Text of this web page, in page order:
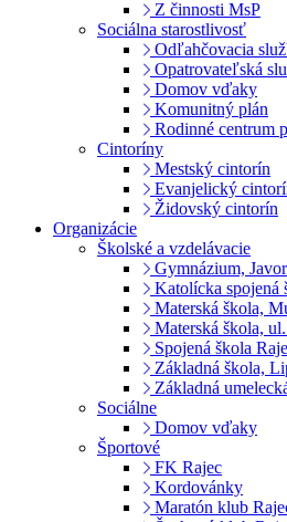
Z činnosti MsP
Sociálna starostlivosť
Odľahčovacia
Opatrovateľská
Domov vďaky
Komunitný plán
Rodinné centrum
Cintoríny
Mestský cintorín
Evanjelický
Židovský cintorín
Organizácie
Školské a vzdelávacie
Gymnázium,
Katolícka spojená
Materská škola,
Materská škola,
Spojená škola
Základná škola,
Základná
Sociálne
Domov vďaky
Športové
FK Rajec
Kordovánky
Maratón klub